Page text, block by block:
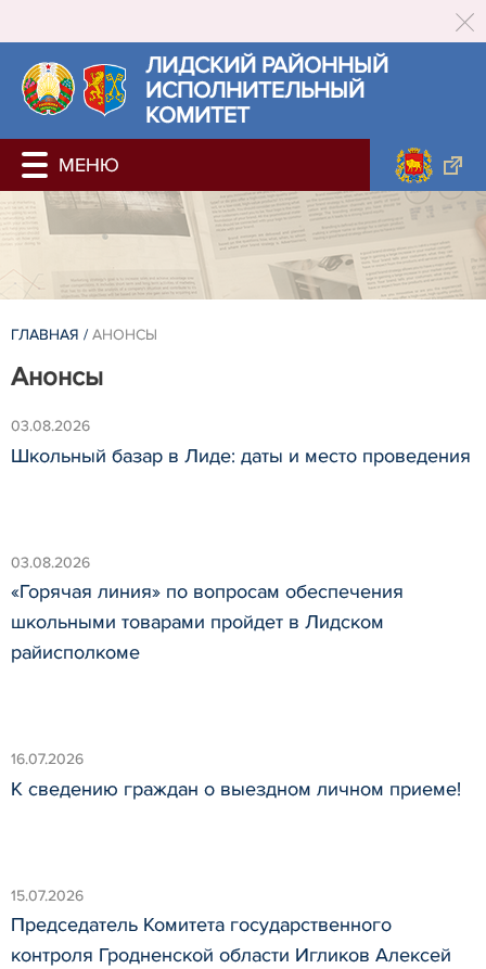
ЛИДСКИЙ РАЙОННЫЙ
ИСПОЛНИТЕЛЬНЫЙ
КОМИТЕТ
ГЛАВНАЯ / АНОНСЫ
Анонсы
03.08.2026
Школьный базар в Лиде: даты и место проведения
03.08.2026
«Горячая линия» по вопросам обеспечения
школьными товарами пройдет в Лидском
райисполкоме
16.07.2026
К сведению граждан о выездном личном приеме!
15.07.2026
Председатель Комитета государственного
контроля Гродненской области Игликов Алексей